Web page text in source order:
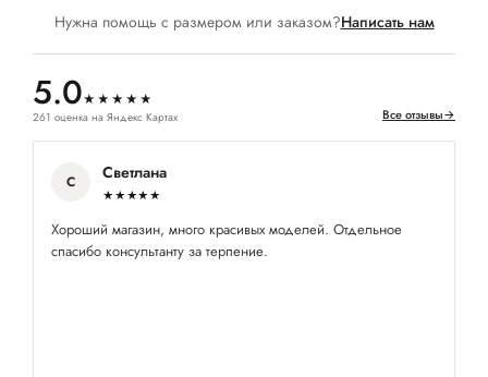
Нужна помощь с размером или заказом?Написать нам
5.0★★★★★
261 оценка на Яндекс Картах Все отзывы→
С Светлана
★★★★★
Хороший магазин, много красивых моделей. Отдельное
спасибо консультанту за терпение.